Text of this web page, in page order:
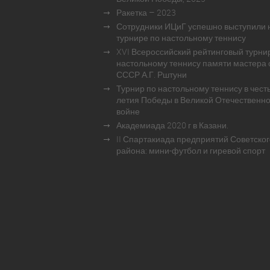
Ракетка – 2023
Сотрудники ИЦиГ успешно выступили
турнире по настольному теннису
XVI Всероссийский рейтинговый
настольному теннису памяти мастера
СССР А.Г. Рштуни
Турнир по настольному теннису в
летия Победы в Великой
войне
Академиада 2020 г в Казани.
II Спартакиада предприятий
района: мини-футбол и гиревой спорт